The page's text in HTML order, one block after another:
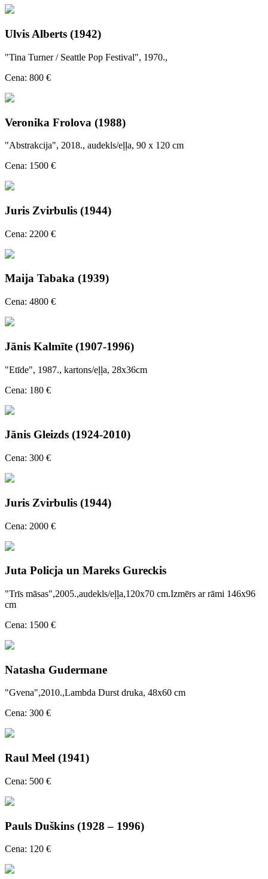
Ulvis Alberts (1942)
"Tina Turner / Seattle Pop Festival", 1970.,
Cena: 800 €
Veronika Frolova (1988)
"Abstrakcija", 2018., audekls/eļļa, 90 x 120 cm
Cena: 1500 €
Juris Zvirbulis (1944)
Cena: 2200 €
Maija Tabaka (1939)
Cena: 4800 €
Jānis Kalmīte (1907-1996)
"Etīde", 1987., kartons/eļļa, 28x36cm
Cena: 180 €
Jānis Gleizds (1924-2010)
Cena: 300 €
Juris Zvirbulis (1944)
Cena: 2000 €
Juta Policja un Mareks Gureckis
"Trīs māsas",2005.,audekls/eļļa,120x70 cm.Izmērs ar rāmi 146x96
cm
Cena: 1500 €
Natasha Gudermane
"Gvena",2010.,Lambda Durst druka, 48x60 cm
Cena: 300 €
Raul Meel (1941)
Cena: 500 €
Pauls Duškins (1928 – 1996)
Cena: 120 €